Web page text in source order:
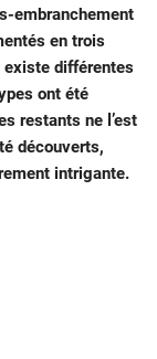
embranchement
en trois
existe différentes
ont été
restants ne l’est
découverts,
intrigante.